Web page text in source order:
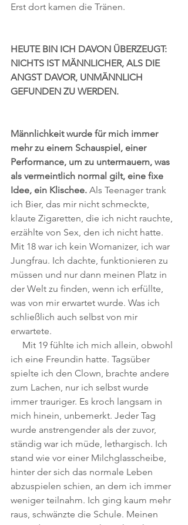
Erst dort kamen die Tränen.
HEUTE BIN ICH DAVON ÜBERZEUGT:
NICHTS IST MÄNNLICHER, ALS DIE
ANGST DAVOR, UNMÄNNLICH
GEFUNDEN ZU WERDEN.
Männlichkeit wurde für mich immer
mehr zu einem Schauspiel, einer
Performance, um zu untermauern, was
als vermeintlich normal gilt, eine fixe
Idee, ein Klischee. Als Teenager trank
ich Bier, das mir nicht schmeckte,
klaute Zigaretten, die ich nicht rauchte,
erzählte von Sex, den ich nicht hatte.
Mit 18 war ich kein Womanizer, ich war
Jungfrau. Ich dachte, funktionieren zu
müssen und nur dann meinen Platz in
der Welt zu finden, wenn ich erfüllte,
was von mir erwartet wurde. Was ich
schließlich auch selbst von mir
erwartete.
Mit 19 fühlte ich mich allein, obwohl
ich eine Freundin hatte. Tagsüber
spielte ich den Clown, brachte andere
zum Lachen, nur ich selbst wurde
immer trauriger. Es kroch langsam in
mich hinein, unbemerkt. Jeder Tag
wurde anstrengender als der zuvor,
ständig war ich müde, lethargisch. Ich
stand wie vor einer Milchglasscheibe,
hinter der sich das normale Leben
abzuspielen schien, an dem ich immer
weniger teilnahm. Ich ging kaum mehr
raus, schwänzte die Schule. Meinen